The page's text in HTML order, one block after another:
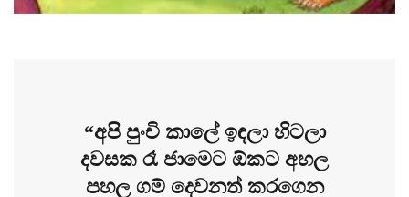
“අපි පුංචි කාලේ ඉඳලා හිටලා
දවසක රෑ ජාමෙට ඕකට අහල
පහල ගම් දෙවනත් කරගෙන